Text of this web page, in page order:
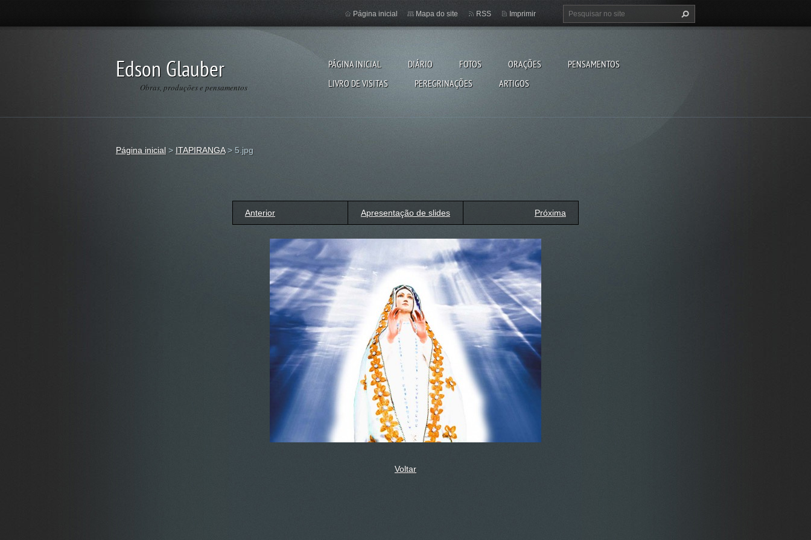
Edson Glauber
Obras, produções e pensamentos
PÁGINA INICIAL DIÁRIO FOTOS ORAÇÕES
PENSAMENTOS
LIVRO DE VISITAS
PEREGRINAÇÕES ARTIGOS
Página inicial Mapa do site RSS Imprimir
Página inicial > ITAPIRANGA > 5.jpg
Anterior Apresentação de slides Próxima
Voltar